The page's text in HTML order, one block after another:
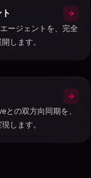
ージェントを、完全
します。
の双方向同期を、
します。